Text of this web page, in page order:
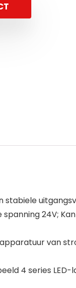
stabiele
24V;
van
4 series LED-